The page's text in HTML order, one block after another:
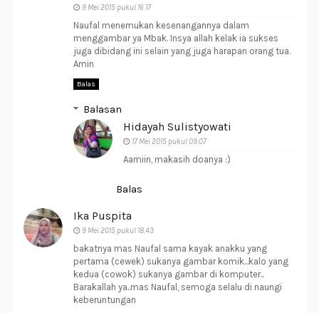
9 Mei 2015 pukul 16.17
Naufal menemukan kesenangannya dalam
menggambar ya Mbak. Insya allah kelak ia sukses
juga dibidang ini selain yang juga harapan orang tua.
Amin
Balas
Balasan
Hidayah Sulistyowati
17 Mei 2015 pukul 09.07
Aamiin, makasih doanya :)
Balas
Ika Puspita
9 Mei 2015 pukul 18.43
bakatnya mas Naufal sama kayak anakku yang
pertama (cewek) sukanya gambar komik...kalo yang
kedua (cowok) sukanya gambar di komputer..
Barakallah ya..mas Naufal, semoga selalu di naungi
keberuntungan